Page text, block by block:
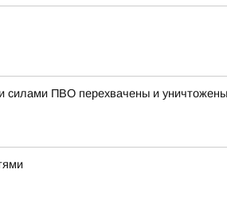
ПВО перехвачены и уничтожены